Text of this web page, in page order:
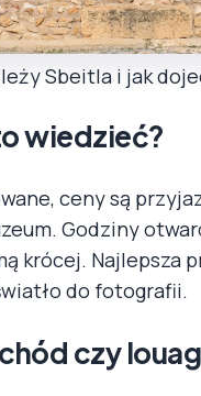
Sbeitla i jak
wiedzieć?
ceny są
Godziny
krócej. Najlepsza
do fotografii.
czy